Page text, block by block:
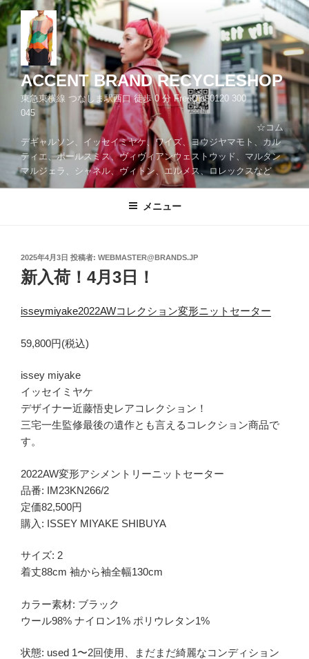
コ
ン
テ
プ
ACCENT BRAND RECYCLESHOP
東急東横線 つなしま駅西口 徒歩 0 分 FreeDial 0120 300
045
☆コム
デギャルソン、イッセイミヤケ、ワイズ、ヨウジヤマモト、カル
ティエ、ポールスミス、ヴィヴィアンウェストウッド、マルタン
マルジェラ、シャネル、ヴィトン、エルメス、ロレックスなど
メニュー
投
稿
日:
2025年4月3日 投稿者: WEBMASTER@BRANDS.JP
新入荷！4月3日！
isseymiyake2022AWコレクション変形ニットセーター
59,800円(税込)
issey miyake
イッセイミヤケ
デザイナー近藤悟史レアコレクション！
三宅一生監修最後の遺作とも言えるコレクション商品で
す。
2022AW変形アシメントリーニットセーター
品番: IM23KN266/2
定価82,500円
購入: ISSEY MIYAKE SHIBUYA
サイズ: 2
着丈88cm 袖から袖全幅130cm
カラー素材: ブラック
ウール98% ナイロン1% ポリウレタン1%
状態: used 1〜2回使用、まだまだ綺麗なコンディション